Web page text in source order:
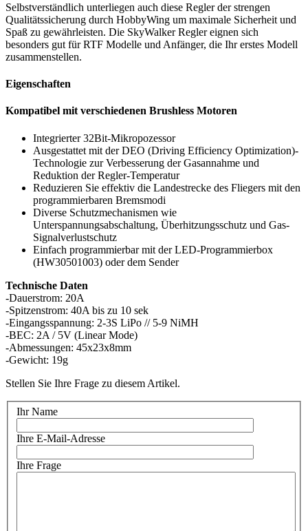
Selbstverständlich unterliegen auch diese Regler der strengen
Qualitätssicherung durch HobbyWing um maximale Sicherheit und
Spaß zu gewährleisten. Die SkyWalker Regler eignen sich
besonders gut für RTF Modelle und Anfänger, die Ihr erstes Modell
zusammenstellen.
Eigenschaften
Kompatibel mit verschiedenen Brushless Motoren
Integrierter 32Bit-Mikropozessor
Ausgestattet mit der DEO (Driving Efficiency Optimization)-
Technologie zur Verbesserung der Gasannahme und
Reduktion der Regler-Temperatur
Reduzieren Sie effektiv die Landestrecke des Fliegers mit den
programmierbaren Bremsmodi
Diverse Schutzmechanismen wie
Unterspannungsabschaltung, Überhitzungsschutz und Gas-
Signalverlustschutz
Einfach programmierbar mit der LED-Programmierbox
(HW30501003) oder dem Sender
Technische Daten
-Dauerstrom: 20A
-Spitzenstrom: 40A bis zu 10 sek
-Eingangsspannung: 2-3S LiPo // 5-9 NiMH
-BEC: 2A / 5V (Linear Mode)
-Abmessungen: 45x23x8mm
-Gewicht: 19g
Stellen Sie Ihre Frage zu diesem Artikel.
Ihr Name
Ihre E-Mail-Adresse
Ihre Frage